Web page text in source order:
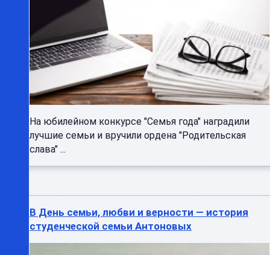
лучшие семьи и вручили ордена "Родительская
слава" ...
студенческой семьи Антоновых